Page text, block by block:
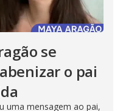
se
o pai
uma mensagem ao pai,